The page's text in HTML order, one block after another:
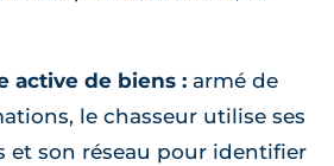
active de biens : armé de
le chasseur utilise ses
et son réseau pour identifier